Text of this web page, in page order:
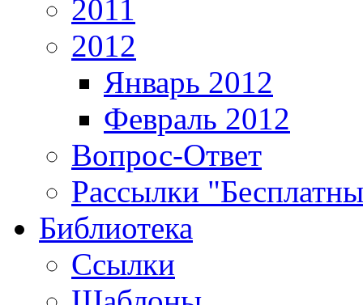
2011
2012
Январь 2012
Февраль 2012
Вопрос-Ответ
Рассылки
Библиотека
Ссылки